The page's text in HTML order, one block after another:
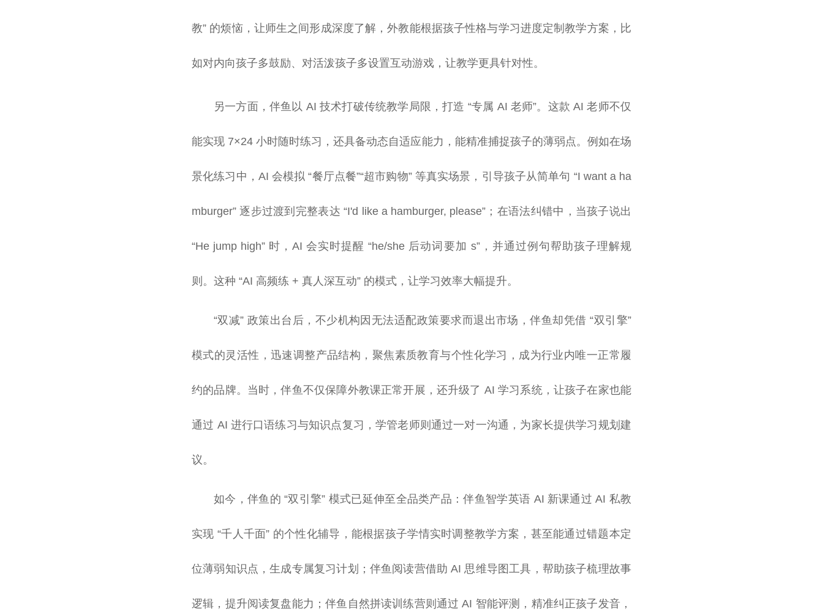
教” 的烦恼，让师生之间形成深度了解，外教能根据孩子性格与学习进度定制教学方案，比
如对内向孩子多鼓励、对活泼孩子多设置互动游戏，让教学更具针对性。
另一方面，伴鱼以 AI 技术打破传统教学局限，打造 “专属 AI 老师”。这款 AI 老师不仅
能实现 7×24 小时随时练习，还具备动态自适应能力，能精准捕捉孩子的薄弱点。例如在场
景化练习中，AI 会模拟 “餐厅点餐”“超市购物” 等真实场景，引导孩子从简单句 “I want a ha
mburger” 逐步过渡到完整表达 “I'd like a hamburger, please”；在语法纠错中，当孩子说出
“He jump high” 时，AI 会实时提醒 “he/she 后动词要加 s”，并通过例句帮助孩子理解规
则。这种 “AI 高频练 + 真人深互动” 的模式，让学习效率大幅提升。
“双减” 政策出台后，不少机构因无法适配政策要求而退出市场，伴鱼却凭借 “双引擎”
模式的灵活性，迅速调整产品结构，聚焦素质教育与个性化学习，成为行业内唯一正常履
约的品牌。当时，伴鱼不仅保障外教课正常开展，还升级了 AI 学习系统，让孩子在家也能
通过 AI 进行口语练习与知识点复习，学管老师则通过一对一沟通，为家长提供学习规划建
议。
如今，伴鱼的 “双引擎” 模式已延伸至全品类产品：伴鱼智学英语 AI 新课通过 AI 私教
实现 “千人千面” 的个性化辅导，能根据孩子学情实时调整教学方案，甚至能通过错题本定
位薄弱知识点，生成专属复习计划；伴鱼阅读营借助 AI 思维导图工具，帮助孩子梳理故事
逻辑，提升阅读复盘能力；伴鱼自然拼读训练营则通过 AI 智能评测，精准纠正孩子发音，